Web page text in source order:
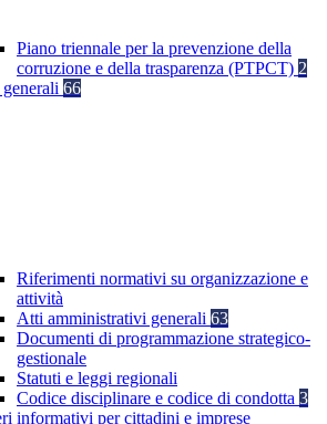
Piano triennale per la prevenzione della
corruzione e della trasparenza (PTPCT) 2
66
Riferimenti normativi su organizzazione e
attività
Atti amministrativi generali 63
Documenti di programmazione strategico-
gestionale
Statuti e leggi regionali
Codice disciplinare e codice di condotta 3
informativi per cittadini e imprese